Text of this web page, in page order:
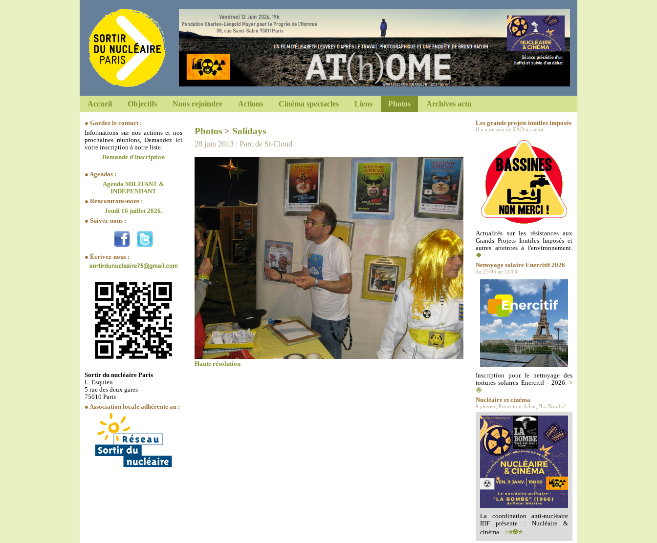
Accueil Objectifs Nous rejoindre Actions Cinéma spectacles Liens Photos Archives actu
● Gardez le contact :
Informations sur nos actions et nos
prochaines réunions, Demandez ici
votre inscription à notre liste.
Demande d'inscription
● Agendas :
Agenda MILITANT &
INDÉPENDANT
● Rencontrons-nous :
Jeudi 16 juillet 2026.
● Suivez-nous :
● Écrivez-nous :
Sortir du nucléaire Paris
L. Esquieu
5 rue des deux gares
75010 Paris
● Association locale adhérente au :
Photos > Solidays
28 juin 2013 : Parc de St-Cloud
Haute résolution
Les grands projets inutiles imposés
Il y a un peu de ZAD ici aussi
Actualités sur les résistances aux
Grands Projets Inutiles Imposés et
autres atteintes à l'environnement.
🍀
Nettoyage solaire Enercitif 2026
du 25/03 au 11/04
Inscription pour le nettoyage des
toitures solaires Enercitif - 2026.>
🌞
Nucléaire et cinéma
9 janvier, Projection-débat, "La Bombe"
La coordination anti-nucléaire
IDF présente : Nucléaire &
cinéma... >⭐️☢️⭐️